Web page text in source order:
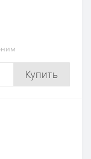
Купить